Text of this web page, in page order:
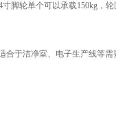
脚轮单个可以承载150kg，
于洁净室、电子生产线等